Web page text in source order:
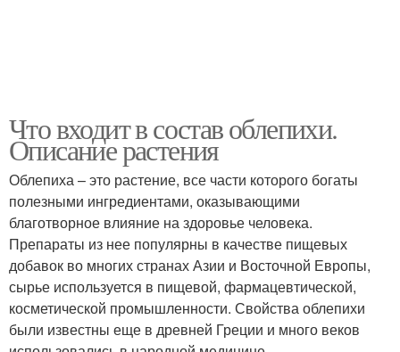
Что входит в состав облепихи.
Описание растения
Облепиха – это растение, все части которого богаты
полезными ингредиентами, оказывающими
благотворное влияние на здоровье человека.
Препараты из нее популярны в качестве пищевых
добавок во многих странах Азии и Восточной Европы,
сырье используется в пищевой, фармацевтической,
косметической промышленности. Свойства облепихи
были известны еще в древней Греции и много веков